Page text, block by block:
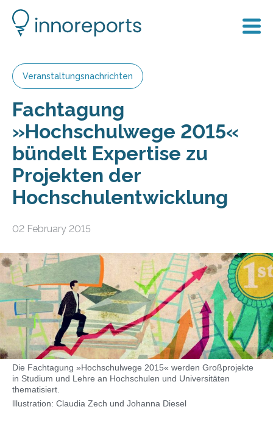
Veranstaltungsnachrichten
Fachtagung
»Hochschulwege 2015«
bündelt Expertise zu
Projekten der
Hochschulentwicklung
02 February 2015
Die Fachtagung »Hochschulwege 2015« werden Großprojekte
in Studium und Lehre an Hochschulen und Universitäten
thematisiert.
lllustration: Claudia Zech und Johanna Diesel